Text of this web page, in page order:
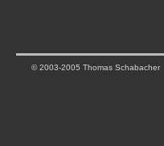
© 2003-2005 Thomas Schabacher